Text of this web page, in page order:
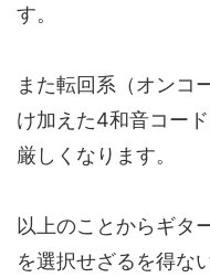
す。
また転回系（オンコ
け加えた4和音コー
厳しくなります。
以上のことからギタ
を選択せざるを得な